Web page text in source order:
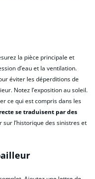
la pièce principale et
d’eau et la ventilation.
éviter les déperditions de
Notez l’exposition au soleil.
ce qui est compris dans les
se traduisent par des
sur l’historique des sinistres et